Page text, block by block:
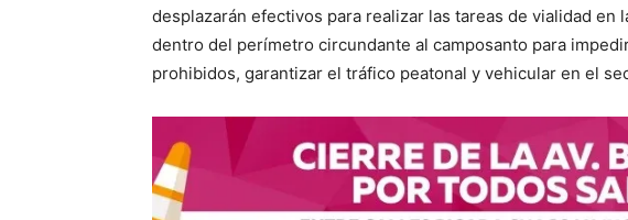
desplazarán efectivos para realizar las tareas de vialidad en
dentro del perímetro circundante al camposanto para
prohibidos, garantizar el tráfico peatonal y vehicular en el